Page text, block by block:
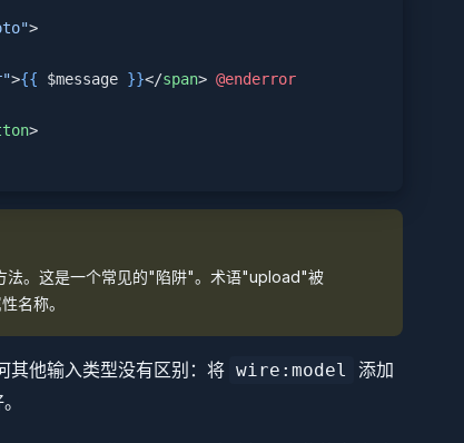
>
>{{ $message }}</span> @enderror
>
。这是一个常见的"陷阱"。术语"upload"被
名称。
其他输入类型没有区别：将 wire:model
添加